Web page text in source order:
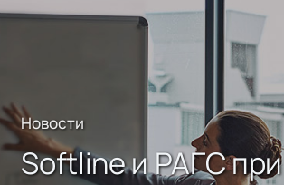
Новости
Softline и РАГС при